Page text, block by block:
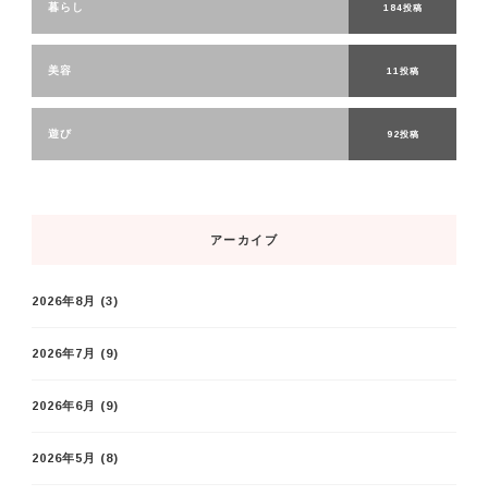
暮らし 184投稿
美容 11投稿
遊び 92投稿
アーカイブ
2026年8月 (3)
2026年7月 (9)
2026年6月 (9)
2026年5月 (8)